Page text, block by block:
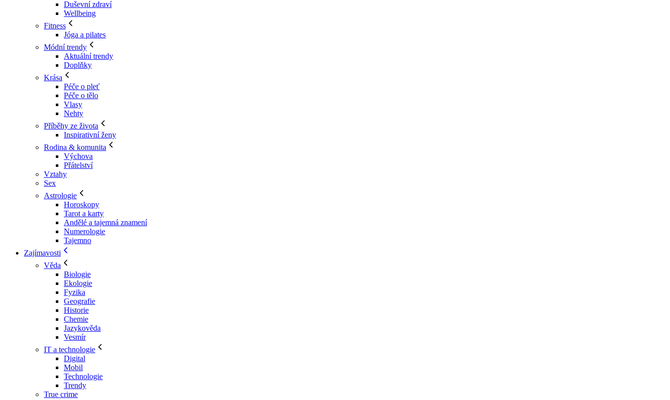
Duševní zdraví
Wellbeing
Fitness
Jóga a pilates
Módní trendy
Aktuální trendy
Doplňky
Krása
Péče o pleť
Péče o tělo
Vlasy
Nehty
Příběhy ze života
Inspirativní ženy
Rodina & komunita
Výchova
Přátelství
Vztahy
Sex
Astrologie
Horoskopy
Tarot a karty
Andělé a tajemná znamení
Numerologie
Tajemno
Zajímavosti
Věda
Biologie
Ekologie
Fyzika
Geografie
Historie
Chemie
Jazykověda
Vesmír
IT a technologie
Digital
Mobil
Technologie
Trendy
True crime